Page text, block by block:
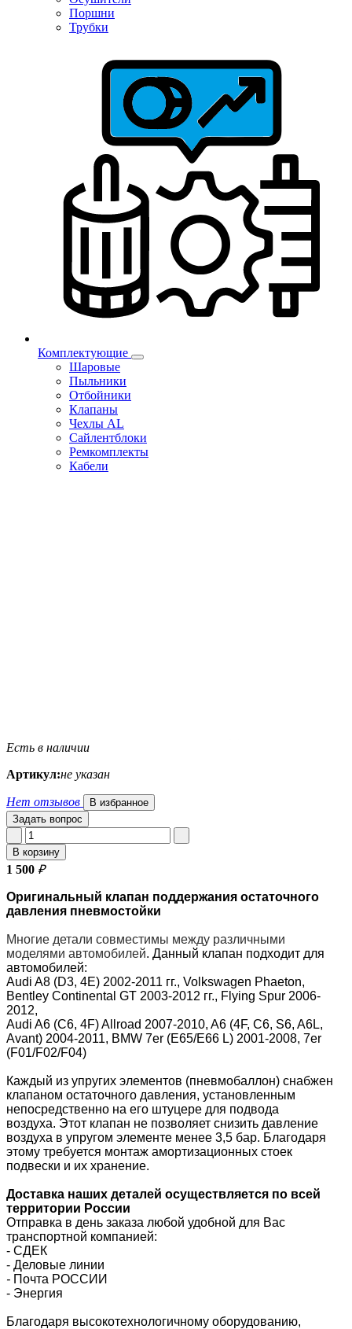
Поршни
Трубки
Комплектующие
Шаровые
Пыльники
Отбойники
Клапаны
Чехлы AL
Сайлентблоки
Ремкомплекты
Кабели
Есть в наличии
Артикул:не указан
Нет отзывов
В избранное
Задать вопрос
В корзину
1 500 ₽
Оригинальный клапан поддержания остаточного
давления пневмостойки
Многие детали совместимы между различными
моделями автомобилей. Данный клапан подходит для
автомобилей:
Audi A8 (D3, 4E) 2002-2011 гг., Volkswagen Phaeton,
Bentley Continental GT 2003-2012 гг., Flying Spur 2006-
2012,
Audi A6 (C6, 4F) Allroad 2007-2010, A6 (4F, C6, S6, A6L,
Avant) 2004-2011, BMW 7er (E65/E66 L) 2001-2008, 7er
(F01/F02/F04)
Каждый из упругих элементов (пневмобаллон) снабжен
клапаном остаточного давления, установленным
непосредственно на его штуцере для подвода
воздуха. Этот клапан не позволяет снизить давление
воздуха в упругом элементе менее 3,5 бар. Благодаря
этому требуется монтаж амортизационных стоек
подвески и их хранение.
Доставка наших деталей осуществляется по всей
территории России
Отправка в день заказа любой удобной для Вас
транспортной компанией:
- СДЕК
- Деловые линии
- Почта РОССИИ
- Энергия
Благодаря высокотехнологичному оборудованию,